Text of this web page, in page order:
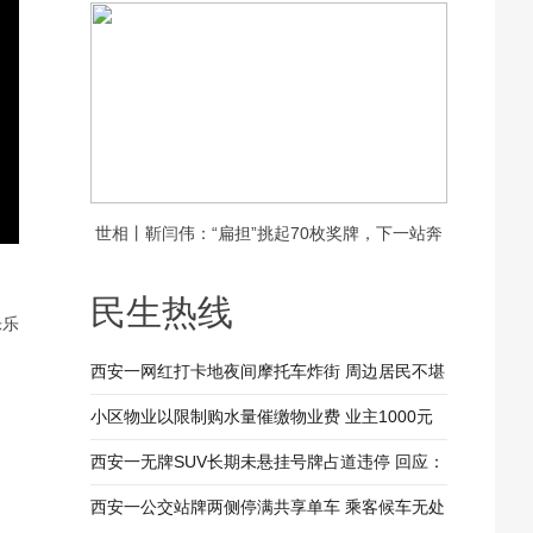
世相丨靳闫伟：“扁担”挑起70枚奖牌，下一站奔
民生热线
西安一网红打卡地夜间摩托车炸街 周边居民不堪
其扰 回应：将持续开展专项整治行动
小区物业以限制购水量催缴物业费 业主1000元
装修押金抵扣物业费 兴平市住建局：已责令物业
整改
西安一无牌SUV长期未悬挂号牌占道违停 回应：
驾驶人被记9分罚款200元
西安一公交站牌两侧停满共享单车 乘客候车无处